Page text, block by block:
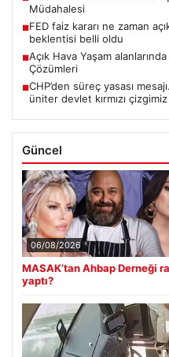
Müdahalesi
■FED faiz kararı ne zaman
beklentisi belli oldu
■Açık Hava Yaşam
Çözümleri
■CHP’den süreç yasası
üniter devlet kırmızı çizgimiz
Güncel
06/08/2026
MASAK’tan Ahbap Derneği
yaptı?